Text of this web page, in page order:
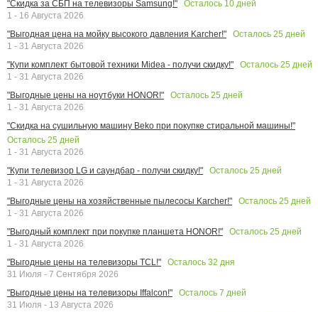
"Скидка за СБП на телевизоры Samsung!"
Осталось 10 дней
1 - 16 Августа 2026
"Выгодная цена на мойку высокого давления Karcher!"
Осталось 25 дней
1 - 31 Августа 2026
"Купи комплект бытовой техники Midea - получи скидку!"
Осталось 25 дней
1 - 31 Августа 2026
"Выгодные цены на ноутбуки HONOR!"
Осталось 25 дней
1 - 31 Августа 2026
"Скидка на сушильную машину Beko при покупке стиральной машины!"
Осталось 25 дней
1 - 31 Августа 2026
"Купи телевизор LG и саундбар - получи скидку!"
Осталось 25 дней
1 - 31 Августа 2026
"Выгодные цены на хозяйственные пылесосы Karcher!"
Осталось 25 дней
1 - 31 Августа 2026
"Выгодный комплект при покупке планшета HONOR!"
Осталось 25 дней
1 - 31 Августа 2026
"Выгодные цены на телевизоры TCL!"
Осталось 32 дня
31 Июля - 7 Сентября 2026
"Выгодные цены на телевизоры Iffalcon!"
Осталось 7 дней
31 Июля - 13 Августа 2026